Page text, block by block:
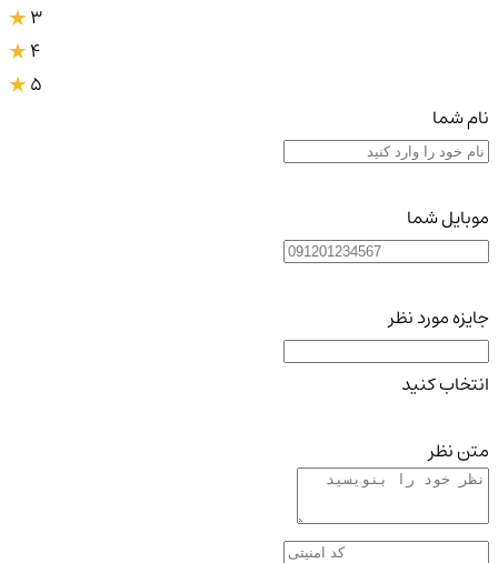
3
4
5
نام شما
موبایل شما
جایزه مورد نظر
انتخاب کنید
متن نظر